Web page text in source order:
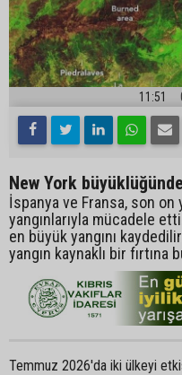
11:51
New York
İspanya ve Fransa, son on
yangınlarıyla mücadele
en büyük yangını
yangın kaynaklı bir
Temmuz 2026'da iki ülkeyi